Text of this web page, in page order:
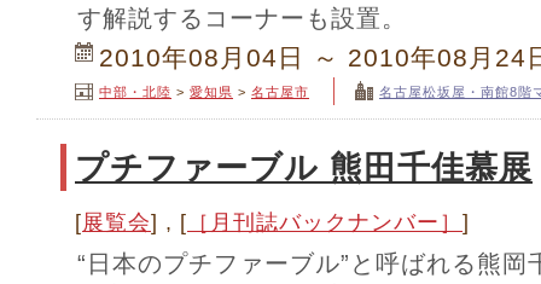
す解説するコーナーも設置。
2010年08月04日 ～ 2010年08月24
中部・北陸 > 愛知県 > 名古屋市 名古屋松坂屋・南館8階
プチファーブル 熊田千佳慕展
[展覧会] , [ ［月刊誌バックナンバー］ ]
“日本のプチファーブル”と呼ばれる熊